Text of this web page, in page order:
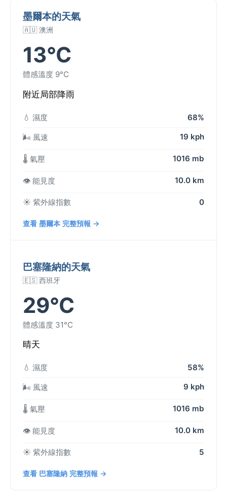
墨爾本的天氣
🇦🇺 澳洲
13°C
體感溫度 9°C
附近局部降雨
💧 濕度 68%
🌬️ 風速 19 kph
🌡️ 氣壓 1016 mb
👁️ 能見度 10.0 km
☀️ 紫外線指數 0
查看 墨爾本 完整預報 →
巴塞隆納的天氣
🇪🇸 西班牙
29°C
體感溫度 31°C
晴天
💧 濕度 58%
🌬️ 風速 9 kph
🌡️ 氣壓 1016 mb
👁️ 能見度 10.0 km
☀️ 紫外線指數 5
查看 巴塞隆納 完整預報 →